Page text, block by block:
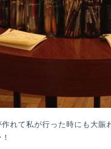
れて私が行った時にも大賑